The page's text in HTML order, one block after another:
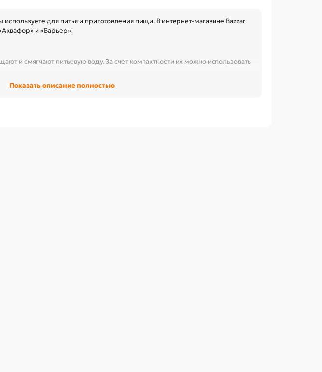
используете для питья и приготовления пищи. В интернет-магазине Bazzar
и «Барьер».
и смягчают питьевую воду. За счет компактности их можно использовать
собой готовые к использованию фильтрующие элементы. В зависимости
Показать описание полностью